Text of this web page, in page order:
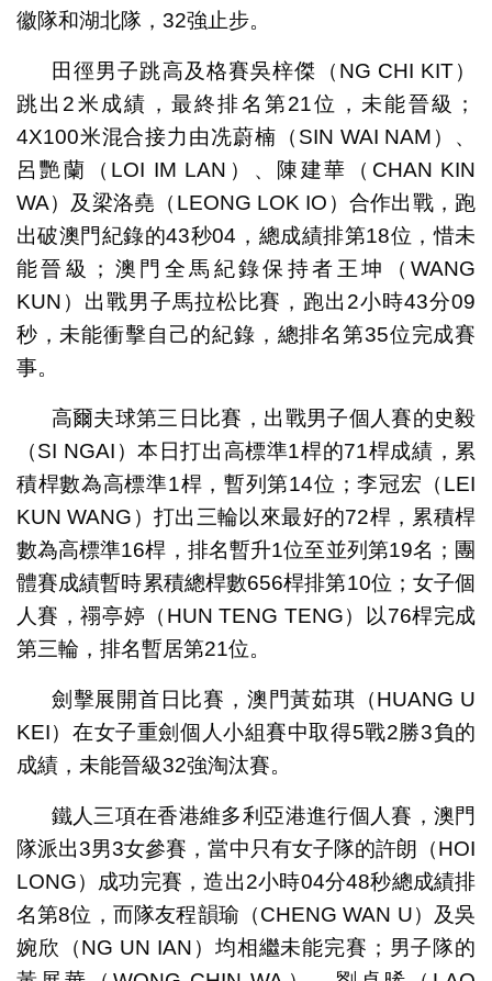
徽隊和湖北隊，32強止步。
田徑男子跳高及格賽吳梓傑（NG CHI KIT）
跳出2米成績，最終排名第21位，未能晉級；
4X100米混合接力由冼蔚楠（SIN WAI NAM）、
呂艷蘭（LOI IM LAN）、陳建華（CHAN KIN
WA）及梁洛堯（LEONG LOK IO）合作出戰，跑
出破澳門紀錄的43秒04，總成績排第18位，惜未
能晉級；澳門全馬紀錄保持者王坤（WANG
KUN）出戰男子馬拉松比賽，跑出2小時43分09
秒，未能衝擊自己的紀錄，總排名第35位完成賽
事。
高爾夫球第三日比賽，出戰男子個人賽的史毅
（SI NGAI）本日打出高標準1桿的71桿成績，累
積桿數為高標準1桿，暫列第14位；李冠宏（LEI
KUN WANG）打出三輪以來最好的72桿，累積桿
數為高標準16桿，排名暫升1位至並列第19名；團
體賽成績暫時累積總桿數656桿排第10位；女子個
人賽，禤亭婷（HUN TENG TENG）以76桿完成
第三輪，排名暫居第21位。
劍擊展開首日比賽，澳門黃茹琪（HUANG U
KEI）在女子重劍個人小組賽中取得5戰2勝3負的
成績，未能晉級32強淘汰賽。
鐵人三項在香港維多利亞港進行個人賽，澳門
隊派出3男3女參賽，當中只有女子隊的許朗（HOI
LONG）成功完賽，造出2小時04分48秒總成績排
名第8位，而隊友程韻瑜（CHENG WAN U）及吳
婉欣（NG UN IAN）均相繼未能完賽；男子隊的